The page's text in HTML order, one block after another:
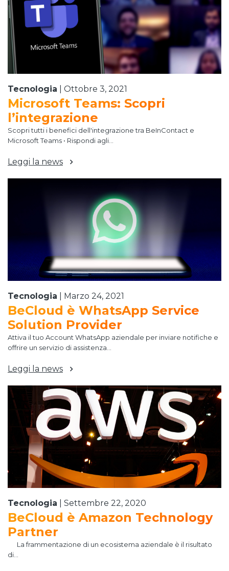
Tecnologia Ottobre 3, 2021
Microsoft Teams: Scopri
l’integrazione
Scopri tutti i benefici dell'integrazione tra BeInContact e
Microsoft Teams • Rispondi agli...
Leggi la news
Tecnologia Marzo 24, 2021
BeCloud è WhatsApp Service
Solution Provider
Attiva il tuo Account WhatsApp aziendale per inviare notifiche e
offrire un servizio di assistenza...
Leggi la news
Tecnologia Settembre 22, 2020
BeCloud è Amazon Technology
Partner
La frammentazione di un ecosistema aziendale è il risultato
di...